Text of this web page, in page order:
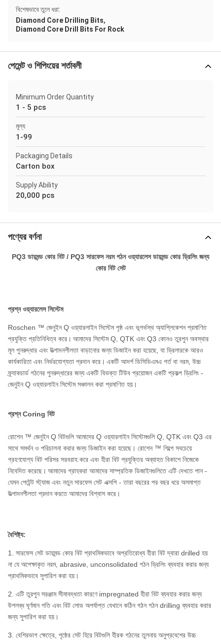
বিশেষভাবে তুলে ধরা:
Diamond Core Drilling Bits,
Diamond Core Drill Bits For Rock
পেমেন্ট ও শিপিংয়ের শর্তাবলী
Minimum Order Quantity
1 - 5 pcs
মূল্য
1-99
Packaging Details
Carton box
Supply Ability
20,000 pcs
পণ্যের বর্ণনা
PQ3 ডায়মন্ড কোর বিট / PQ3 সারফেস নরম গঠন ওয়্যারলেস ডায়মন্ড কোর ড্রিলিং জন্য
কোর বিট সেট
প্রশ্ন ওয়্যারলেস সিস্টেম
Roschen ™ জেনুইন Q ওয়্যারলাইন সিস্টেম পৃষ্ঠ এবং ভূগর্ভস্থ অ্যাপ্লিকেশন প্রমাণিত
প্রযুক্তি প্রতিনিধিত্ব করে। আমাদের সিস্টেম Q, QTK এবং Q3 কোনও তুরপুন অবস্থার
মূল পুনরুদ্ধার এবং উত্পাদনশীলতা বাড়ানোর জন্য ডিজাইন করা হয়েছে, যা ড্রিলারকে আরও
কার্যকারিতা এবং নির্ভরযোগ্যতা প্রদান করে। একটি আদর্শ ডিসিডিএমএ গর্ত বা নরম, উচ্চ
ফ্র্যাকচার্ড গঠনের পুনরুদ্ধারের জন্য একটি বিভক্ত টিউব প্রয়োজন একটি প্রকল্প ড্রিলিং -
জেনুইন Q ওয়্যারলাইন সিস্টেম সঞ্চালন করা প্রমাণিত হয়।
প্রশ্ন Coring বিট
রোশেন ™ জেনুইন Q বিটগুলি আমাদের Q ওয়্যারলাইন সিস্টেমগুলি Q, QTK এবং Q3 এর
সাথে সমর্থন ও পরিচালনা করার জন্য ডিজাইন করা হয়েছে। রোশেন ™ শিল্পে সবচেয়ে
গ্রহণযোগ্য বিট পরিসর সরবরাহ করে এবং হীরা বিট প্রযুক্তির অব্যাহত বিকাশে নিজেকে
নিবেদিত করেছে। আমাদের গ্রাহকরা আমাদের সাম্প্রতিক ডিজাইনগুলিতে এটি দেখতে পান -
যেমন পেটেন্ট স্ট্যাজ এবং নতুন সারফেস সেট এক্সপি - তারা বছরের পর বছর ধরে অসমাপ্ত
উত্পাদনশীলতা প্রদান করতে আমাদের বিশ্বাস করে।
বৈশিষ্ট্য:
1. সারফেস সেট ডায়মন্ড কোর বিট প্রাথমিকভাবে অপ্রতিরোধ্য হীরা বিট দ্বারা drilled হয়
না যে অপেক্ষাকৃত নরম, abrasive, unconsolidated গঠন ড্রিলিং ব্যবহার করার জন্য
প্রাথমিকভাবে সুপারিশ করা হয়।
2. এটি তুরপুন সরঞ্জাম সীমাবদ্ধতা কারণে impregnated হীরা বিট ব্যবহার করার জন্য
উপলব্ধ ঘূর্ণমান গতি এবং বিট লোড অপর্যাপ্ত যেখানে কঠিন গঠন গঠন drilling ব্যবহার করার
জন্য সুপারিশ করা হয়।
3. বেশিরভাগ ক্ষেত্রে, পৃষ্ঠের সেট হিরে বিটগুলি হীরক গঠনের তুলনায় অনুপ্রবেশের উচ্চ